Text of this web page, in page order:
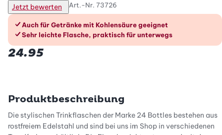
Jetzt bewerten Art.-Nr. 73726
Die Vorteile im Überblick
Auch für Getränke mit Kohlensäure geeignet
Sehr leichte Flasche, praktisch für unterwegs
24.95
Produktbeschreibung
Die stylischen Trinkflaschen der Marke 24 Bottles bestehen aus
rostfreiem Edelstahl und sind bei uns im Shop in verschiedenen